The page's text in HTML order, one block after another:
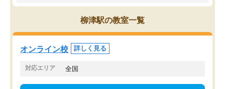
思っていました。何が今足りないのか
を的確に指導いただき、子どももびっ
くりするほど楽しんでやる気を持って
塾を受けています。狙い通り、少しず
つ成績も上がり、苦手意識も無くなっ
てきたので、さらに苦手な数学も追加
でお願いしました。来年の高校受験に
スト、多少お金がかかっ
柳津駅の教室一覧
オンライン校 詳しく見る
対応エリア 全国